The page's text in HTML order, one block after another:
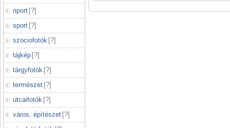
riport [?]
sport [?]
szociofotók [?]
tájkép [?]
tárgyfotók [?]
természet [?]
utcaifotók [?]
város, építészet [?]